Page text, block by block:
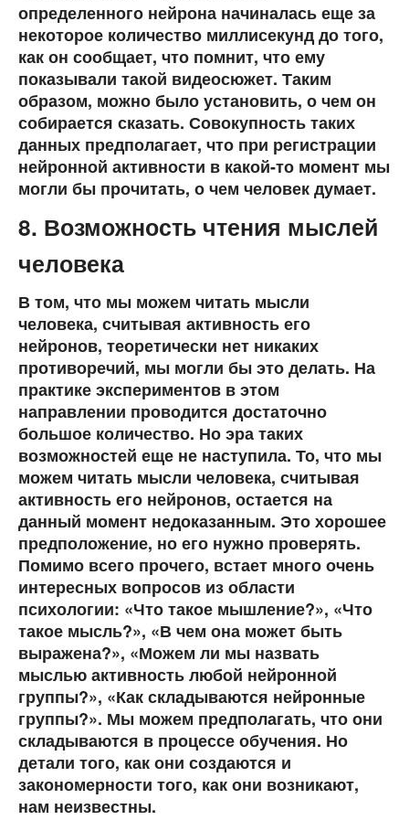
определенного нейрона начиналась еще за
некоторое количество миллисекунд до того,
как он сообщает, что помнит, что ему
показывали такой видеосюжет. Таким
образом, можно было установить, о чем он
собирается сказать. Совокупность таких
данных предполагает, что при регистрации
нейронной активности в какой-то момент мы
могли бы прочитать, о чем человек думает.
8. Возможность чтения мыслей
человека
В том, что мы можем читать мысли
человека, считывая активность его
нейронов, теоретически нет никаких
противоречий, мы могли бы это делать. На
практике экспериментов в этом
направлении проводится достаточно
большое количество. Но эра таких
возможностей еще не наступила. То, что мы
можем читать мысли человека, считывая
активность его нейронов, остается на
данный момент недоказанным. Это хорошее
предположение, но его нужно проверять.
Помимо всего прочего, встает много очень
интересных вопросов из области
психологии: «Что такое мышление?», «Что
такое мысль?», «В чем она может быть
выражена?», «Можем ли мы назвать
мыслью активность любой нейронной
группы?», «Как складываются нейронные
группы?». Мы можем предполагать, что они
складываются в процессе обучения. Но
детали того, как они создаются и
закономерности того, как они возникают,
нам неизвестны.